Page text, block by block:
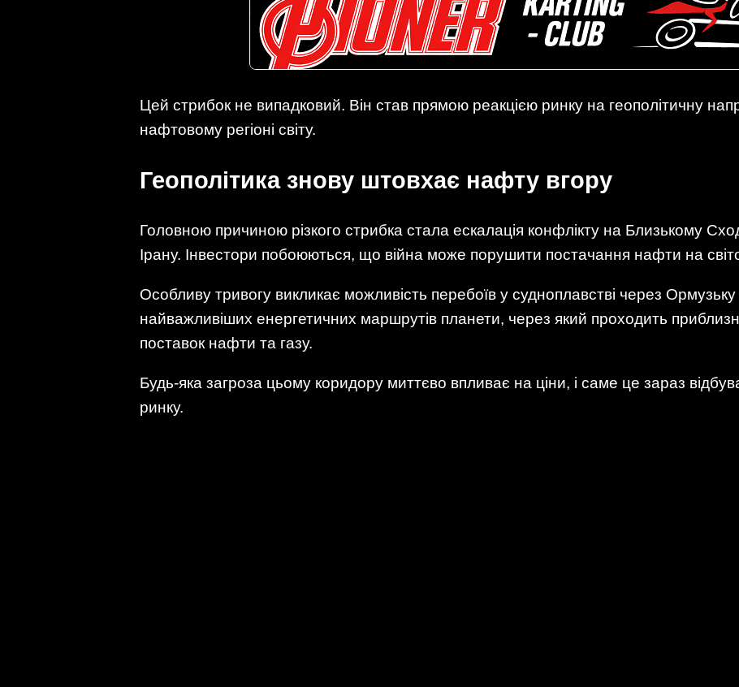
Цей стрибок не випадковий. Він став прямою реакцією ринку на геополітичну
нафтовому регіоні світу.
Геополітика знову штовхає нафту вгору
Головною причиною різкого стрибка стала ескалація конфлікту на Близькому
Ірану. Інвестори побоюються, що війна може порушити постачання нафти на
Особливу тривогу викликає можливість перебоїв у судноплавстві через
найважливіших енергетичних маршрутів планети, через який проходить
поставок нафти та газу.
Будь-яка загроза цьому коридору миттєво впливає на ціни, і саме це зараз
ринку.